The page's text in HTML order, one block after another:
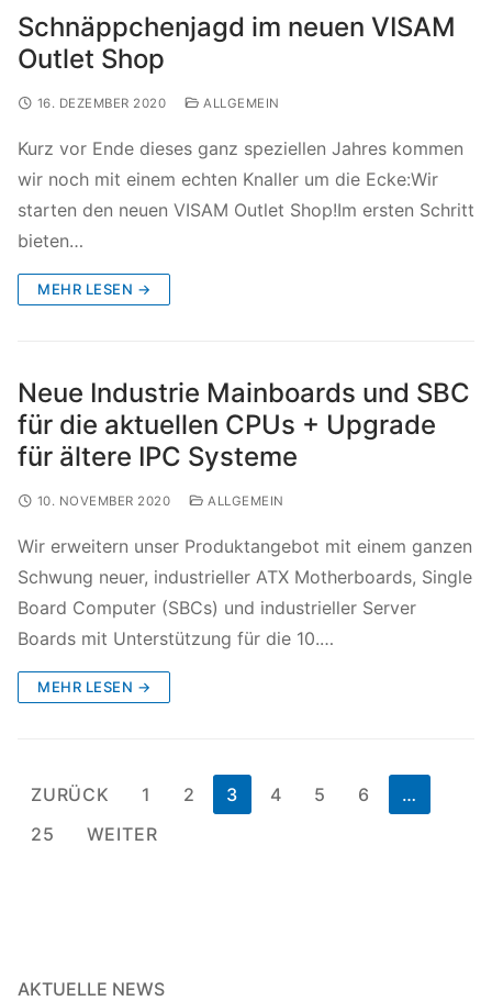
Schnäppchenjagd im neuen VISAM
Outlet Shop
16. DEZEMBER 2020 ALLGEMEIN
Kurz vor Ende dieses ganz speziellen Jahres kommen
wir noch mit einem echten Knaller um die Ecke:Wir
starten den neuen VISAM Outlet Shop!Im ersten Schritt
bieten…
MEHR LESEN →
Neue Industrie Mainboards und SBC
für die aktuellen CPUs + Upgrade
für ältere IPC Systeme
10. NOVEMBER 2020 ALLGEMEIN
Wir erweitern unser Produktangebot mit einem ganzen
Schwung neuer, industrieller ATX Motherboards, Single
Board Computer (SBCs) und industrieller Server
Boards mit Unterstützung für die 10.…
MEHR LESEN →
ZURÜCK 1 2 3 4 5 6
…
25
WEITER
AKTUELLE NEWS